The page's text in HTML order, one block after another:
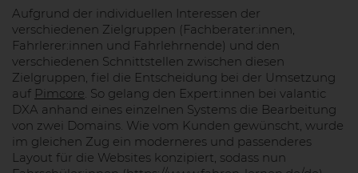
Aufgrund der individuellen Interessen der
verschiedenen Zielgruppen (Fachberater:innen,
Fahrlerer:innen und Fahrlehrnende) und den
verschiedenen Schnittstellen zwischen diesen
Zielgruppen, fiel die Entscheidung bei der Umsetzung
auf Pimcore. So gelang den Expert:innen bei valantic
DXA anhand eines einzelnen Systems die Bearbeitung
von zwei Domains. Wie vom Kunden gewünscht, wurde
im gleichen Zug ein moderneres und passenderes
Layout für die Websites konzipiert, sodass nun